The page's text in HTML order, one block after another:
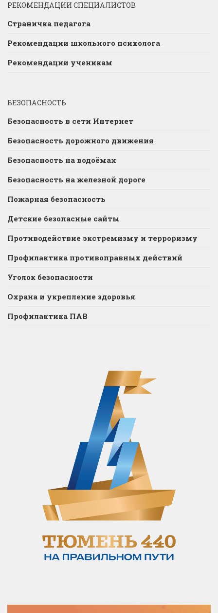
РЕКОМЕНДАЦИИ СПЕЦИАЛИСТОВ
Страничка педагога
Рекомендации школьного психолога
Рекомендации ученикам
БЕЗОПАСНОСТЬ
Безопасность в сети Интернет
Безопасность дорожного движения
Безопасность на водоёмах
Безопасность на железной дороге
Пожарная безопасность
Детские безопасные сайты
Противодействие экстремизму и терроризму
Профилактика противоправных действий
Уголок безопасности
Охрана и укрепление здоровья
Профилактика ПАВ